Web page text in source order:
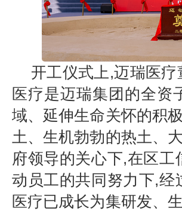
开工仪式上,迈瑞医
医疗是迈瑞集团的全资
域、延伸生命关怀的积
土、生机勃勃的热土、
府领导的关心下,在区
动员工的共同努力下,经
医疗已成长为集研发、